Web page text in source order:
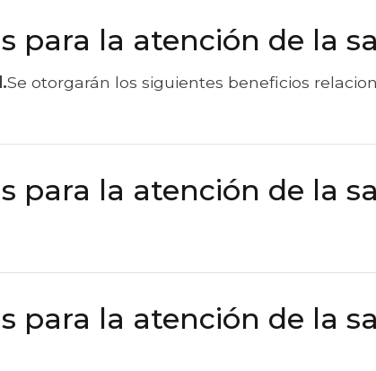
para la atención de la
Se otorgarán los siguientes beneficios
para la atención de la
para la atención de la